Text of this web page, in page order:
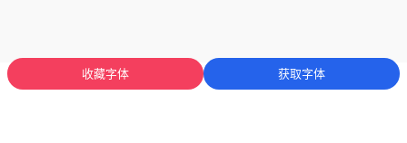
收藏字体 获取字体